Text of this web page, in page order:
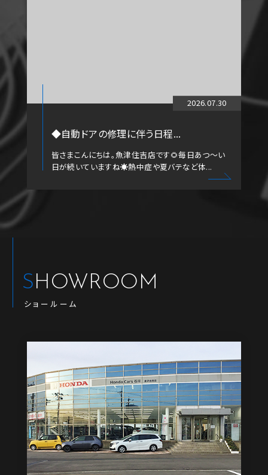
2026.07.30
◆自動ドアの修理に伴う日程...
皆さまこんにちは。魚津住吉店です🌻毎日あつ～い
日が続いていますね☀️熱中症や夏バテなど体...
SHOWROOM
ショールーム